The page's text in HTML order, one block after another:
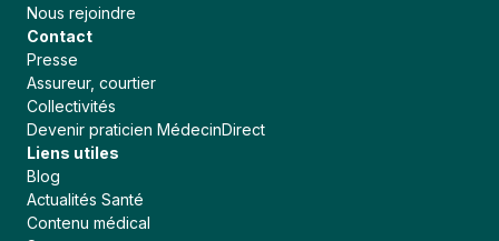
Nous rejoindre
Contact
Presse
Assureur, courtier
Collectivités
Devenir praticien MédecinDirect
Liens utiles
Blog
Actualités Santé
Contenu médical
Continuer sans accepter
MédecinDirect respecte votre vie
privée
Un cookie est un fichier sur votre appareil qui contient des
données. Celles-ci sont anonymes. Nous les utilisons pour
améliorer continuellement notre plateforme et rendre votre
navigation plus agréable.